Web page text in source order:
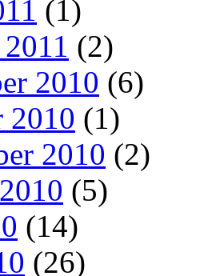
(1)
(2)
2010 (6)
2010 (1)
2010 (2)
(5)
(14)
(26)